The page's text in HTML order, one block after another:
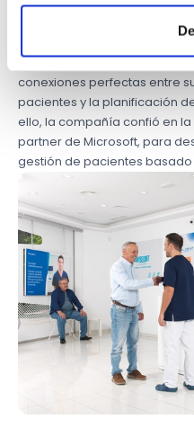
que crece con ellos de
clínicas de salud dental
conexiones perfectas entre
pacientes y la planificación
ello, la compañía confió en
partner de Microsoft, para
gestión de pacientes basado